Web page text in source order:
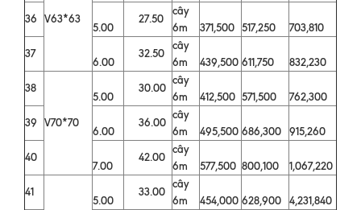
V63*63
36
5.00
27.50
cây
6m
371,500 517,250
703,810
37
6.00
32.50
cây
6m
439,500 611,750
832,230
38
V70*70
5.00
30.00
cây
6m
412,500 571,500
762,300
39
6.00
36.00
cây
6m
495,500 686,300
915,260
40
7.00
42.00
cây
6m
577,500 800,100
1,067,220
41
5.00
33.00
cây
6m
454,000 628,900
4,231,840